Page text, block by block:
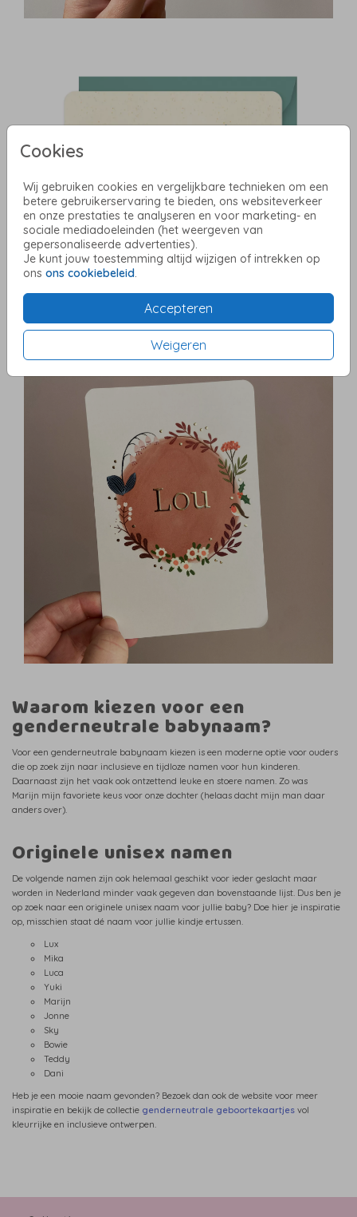
Cookies
Wij gebruiken cookies en vergelijkbare technieken om een
betere gebruikerservaring te bieden, ons websiteverkeer
en onze prestaties te analyseren en voor marketing- en
sociale mediadoeleinden (het weergeven van
gepersonaliseerde advertenties).
Je kunt jouw toestemming altijd wijzigen of intrekken op
ons ons cookiebeleid.
Accepteren
Weigeren
Waarom kiezen voor een
genderneutrale babynaam?
Voor een genderneutrale babynaam kiezen is een moderne optie voor ouders
die op zoek zijn naar inclusieve en tijdloze namen voor hun kinderen.
Daarnaast zijn het vaak ook ontzettend leuke en stoere namen. Zo was
Marijn mijn favoriete keus voor onze dochter (helaas dacht mijn man daar
anders over).
Originele unisex namen
De volgende namen zijn ook helemaal geschikt voor ieder geslacht maar
worden in Nederland minder vaak gegeven dan bovenstaande lijst. Dus ben je
op zoek naar een originele unisex naam voor jullie baby? Doe hier je inspiratie
op, misschien staat dé naam voor jullie kindje ertussen.
Lux
Mika
Luca
Yuki
Marijn
Jonne
Sky
Bowie
Teddy
Dani
Heb je een mooie naam gevonden? Bezoek dan ook de website voor meer
inspiratie en bekijk de collectie genderneutrale geboortekaartjes vol
kleurrijke en inclusieve ontwerpen.